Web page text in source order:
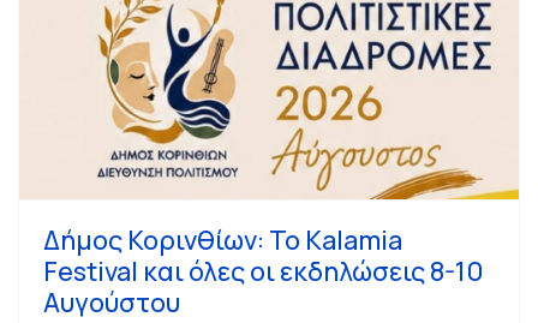
Δήμος Κορινθίων: Το Kalamia
Festival και όλες οι εκδηλώσεις 8-10
Αυγούστου